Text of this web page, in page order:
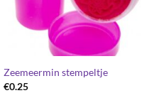
Zeemeermin stempeltje
€0.25